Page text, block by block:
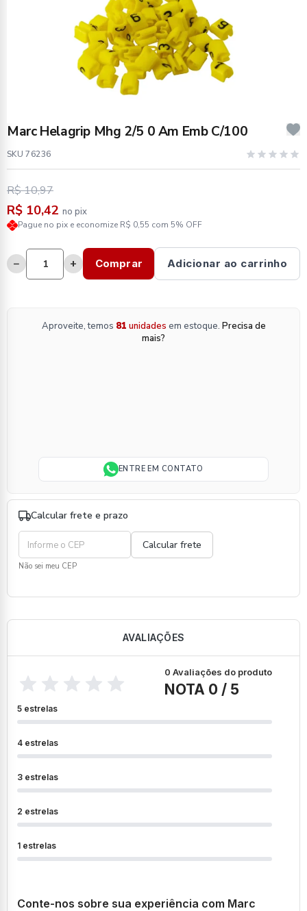
Marc Helagrip Mhg 2/5 0 Am Emb C/100
SKU 76236
R$ 10,97
R$ 10,42 no pix
Pague no pix e economize R$ 0,55 com 5% OFF
− + Comprar Adicionar ao carrinho
Aproveite, temos 81 unidades em estoque. Precisa de
mais?
ENTRE EM CONTATO
Calcular frete e prazo
Não sei meu CEP
AVALIAÇÕES
0 Avaliações do produto
NOTA 0 / 5
5 estrelas
4 estrelas
3 estrelas
2 estrelas
1 estrelas
Conte-nos sobre sua experiência com Marc